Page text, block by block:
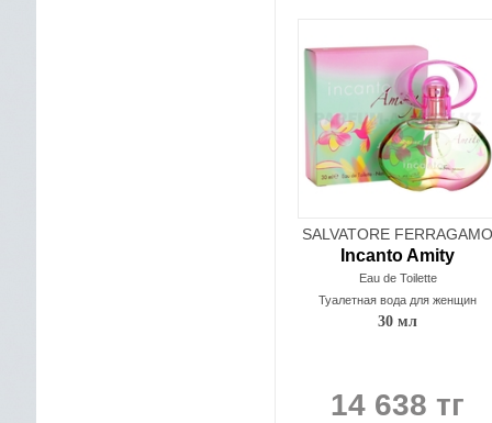
SALVATORE FERRAGAMO
Incanto Amity
Eau de Toilette
Туалетная вода для женщин
30 мл
14 638 тг